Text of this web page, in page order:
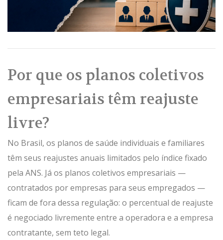
Por que os planos coletivos
empresariais têm reajuste
livre?
No Brasil, os planos de saúde individuais e familiares
têm seus reajustes anuais limitados pelo índice fixado
pela ANS. Já os planos coletivos empresariais —
contratados por empresas para seus empregados —
ficam de fora dessa regulação: o percentual de reajuste
é negociado livremente entre a operadora e a empresa
contratante, sem teto legal.